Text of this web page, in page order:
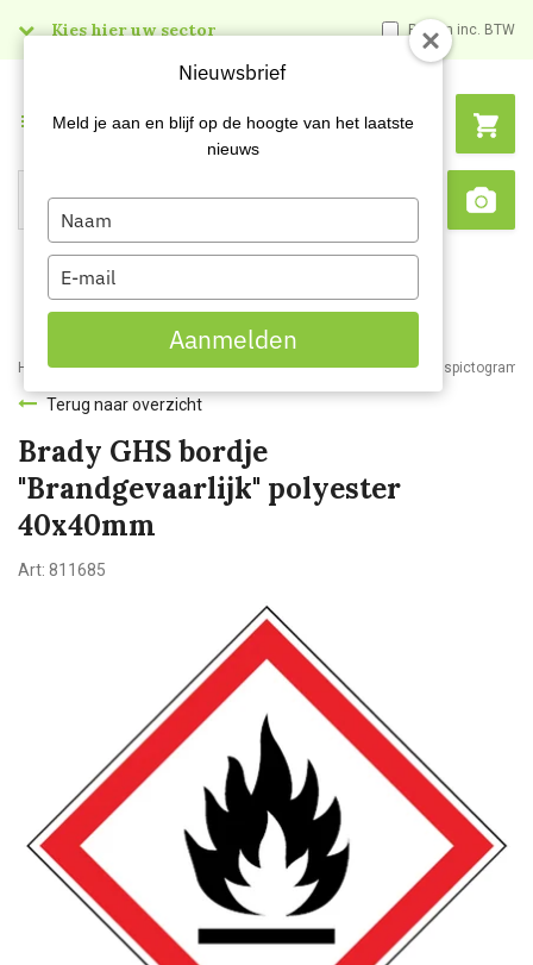
Kies hier uw sector Prijzen inc. BTW
Search
Menu
Home Webshop Veiligheidsartikelen Signalisatie
Terug naar overzicht
Brady GHS bordje
"Brandgevaarlijk" polyester
40x40mm
Art: 811685
Nieuwsbrief
Meld je aan en blijf op de hoogte van het laatste
nieuws
Type
your
name
Type
your
email
Aanmelden